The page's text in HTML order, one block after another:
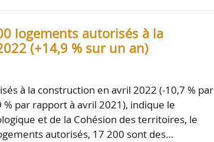
logements autorisés à la
(+14,9 % sur un an)
à la construction en avril 2022 (-10,7 % par
par rapport à avril 2021), indique le
et de la Cohésion des territoires, le
autorisés, 17 200 sont des…